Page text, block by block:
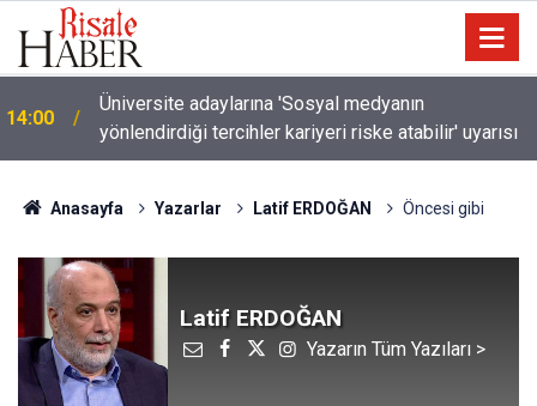
14:00
Üniversite adaylarına 'Sosyal medyanın
yönlendirdiği tercihler kariyeri riske atabilir' uyarısı
Anasayfa Yazarlar Latif ERDOĞAN Öncesi gibi
Latif ERDOĞAN
Yazarın Tüm Yazıları >